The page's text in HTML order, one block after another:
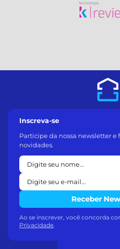
Inscreva-se
Participe da nossa newsletter e
novidades.
Receber
Ao se inscrever, você concorda
Privacidade